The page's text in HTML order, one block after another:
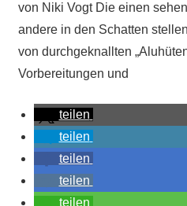
von Niki Vogt Die einen
andere in den Schatten
von durchgeknallten
Vorbereitungen und
teilen
teilen
teilen
teilen
teilen